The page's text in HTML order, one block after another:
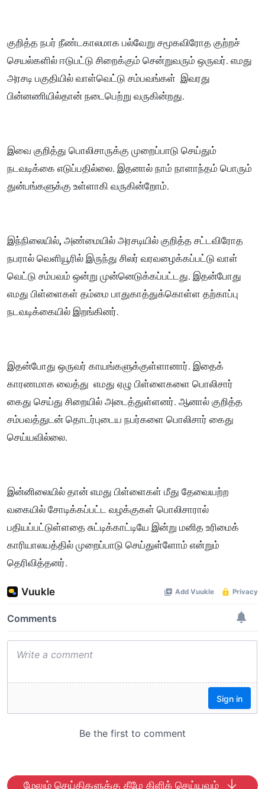
குறித்த நபர் நீண்டகாலமாக பல்வேறு சமூகவிரோத குற்றச்
செயல்களில் ஈடுபட்டு சிறைக்கும் சென்றுவரும் ஒருவர். எமது
அரசடி பகுதியில் வாள்வெட்டு சம்பவங்கள் இவரது
பின்னணியில்தான் நடைபெற்று வருகின்றது.
இவை குறித்து பொலிசாருக்கு முறைப்பாடு செய்தும்
நடவடிக்கை எடுப்பதில்லை. இதனால் நாம் நாளாந்தம் பொரும்
துன்பங்களுக்கு உள்ளாகி வருகின்றோம்.
இந்நிலையில், அண்மையில் அரசடியில் குறித்த சட்டவிரோத
நபரால் வெளியூரில் இருந்து சிலர் வரவழைக்கப்பட்டு வாள்
வெட்டு சம்பவம் ஒன்று முன்னெடுக்கப்பட்டது. இதன்போது
எமது பிள்ளைகள் தம்மை பாதுகாத்துக்கொள்ள தற்காப்பு
நடவடிக்கையில் இறங்கினர்.
இதன்போது ஒருவர் காயங்களுக்குள்ளானார். இதைக்
காரணமாக வைத்து எமது ஏழு பிள்ளைகளை பொலிசார்
கைது செய்து சிறையில் அடைத்துள்ளனர். ஆனால் குறித்த
சம்பவத்துடன் தொடர்புடைய நபர்களை பொலிசார் கைது
செய்யவில்லை.
இன்னிலையில் தான் எமது பிள்ளைகள் மீது தேவையற்ற
வகையில் சோடிக்கப்பட்ட வழக்குகள் பொலிசாரால்
பதியப்பட்டுள்ளதை சுட்டிக்காட்டியே இன்று மனித உரிமைக்
காரியாலயத்தில் முறைப்பாடு செய்துள்ளோம் என்றும்
தெரிவித்தனர்.
மேலும் செய்திகளுக்கு கீழே கிளிக் செய்யவும்